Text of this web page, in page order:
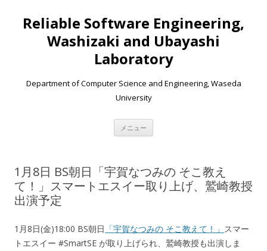
Reliable Software Engineering,
Washizaki and Ubayashi
Laboratory
Department of Computer Science and Engineering, Waseda
University
メニュー
1月8日 BS朝日「宇賀なつみの そこ教え
て！」スマートエスイー取り上げ、鷲崎教授
出演予定
1月8日(金)18:00 BS朝日 「宇賀なつみの そこ教えて！」 スマー
トエスイー #SmartSE が取り上げられ、鷲崎教授も出演しま